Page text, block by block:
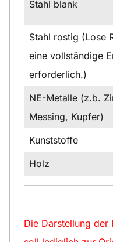
Stahl blank
Stahl rostig (Lose
eine vollständige
erforderlich.)
NE-Metalle (z.b.
Messing, Kupfer)
Kunststoffe
Holz
Die Darstellung der